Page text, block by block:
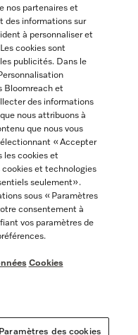
nos partenaires et
des informations sur
à personnaliser et
cookies sont
publicités. Dans le
Bloomreach et
des informations
nous attribuons à
que nous vous
« Accepter
les cookies et
et technologies
seulement».
sous « Paramètres
consentement à
vos paramètres de
Cookies
Paramètres des cookies